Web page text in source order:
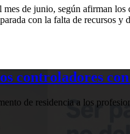
de junio, según afirman
con la falta de recursos y
controladores
de residencia a los